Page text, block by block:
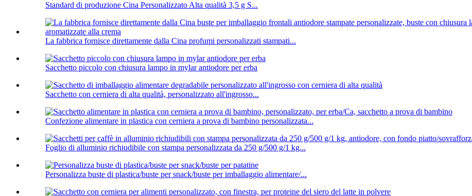
Standard di produzione Cina Personalizzato Alta qualità 3,5 g S...
La fabbrica fornisce direttamente dalla Cina profumi personalizzati stampati...
Sacchetto piccolo con chiusura lampo in mylar antiodore per erba
Sacchetto con cerniera di alta qualità, personalizzato all'ingrosso...
Confezione alimentare in plastica con cerniera a prova di bambino personalizzata...
Foglio di alluminio richiudibile con stampa personalizzata da 250 g/500 g/1 kg...
Personalizza buste di plastica/buste per snack/buste per imballaggio alimentare/...